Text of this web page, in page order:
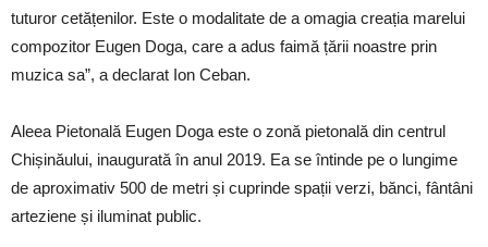
tuturor cetățenilor. Este o modalitate de a omagia creația marelui
compozitor Eugen Doga, care a adus faimă țării noastre prin
muzica sa”, a declarat Ion Ceban.
Aleea Pietonală Eugen Doga este o zonă pietonală din centrul
Chișinăului, inaugurată în anul 2019. Ea se întinde pe o lungime
de aproximativ 500 de metri și cuprinde spații verzi, bănci, fântâni
arteziene și iluminat public.